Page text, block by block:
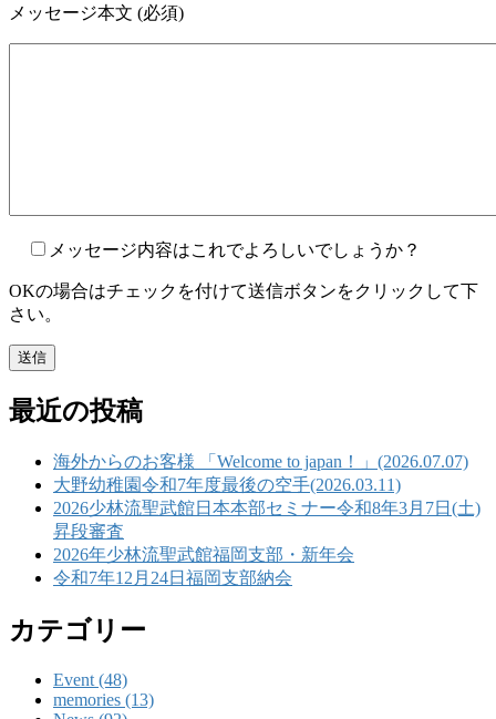
メッセージ本文 (必須)
メッセージ内容はこれでよろしいでしょうか？
OKの場合はチェックを付けて送信ボタンをクリックして下
さい。
最近の投稿
海外からのお客様 「Welcome to japan！」(2026.07.07)
大野幼稚園令和7年度最後の空手(2026.03.11)
2026少林流聖武館日本本部セミナー令和8年3月7日(土)
昇段審査
2026年少林流聖武館福岡支部・新年会
令和7年12月24日福岡支部納会
カテゴリー
Event (48)
memories (13)